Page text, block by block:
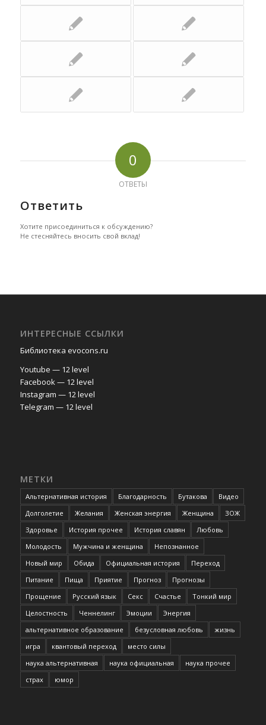
0
ОТВЕТЫ
Ответить
Хотите присоединиться к обсуждению?
Не стесняйтесь вносить свой вклад!
ИНТЕРЕСНЫЕ ССЫЛКИ
Библиотека evocons.ru
Youtube — 12 level
Facebook — 12 level
Instagram — 12 level
Telegram — 12 level
МЕТКИ
Альтернативная история Благодарность Бутакова
Видео
Долголетие
Желания Женская энергия Женщина
ЗОЖ
Здоровье
История прочее История славян
Любовь
Молодость
Мужчина и женщина
Непознанное
Новый мир
Обида Официальная история
Переход
Питание
Пища Приятие Прогноз
Прогнозы
Прощение
Русский язык Секс Счастье
Тонкий мир
Целостность
Ченнелинг Эмоции
Энергия
альтернативное образование
безусловная любовь
жизнь
игра
квантовый переход
место силы
наука альтернативная
наука официальная
наука прочее
страх
юмор